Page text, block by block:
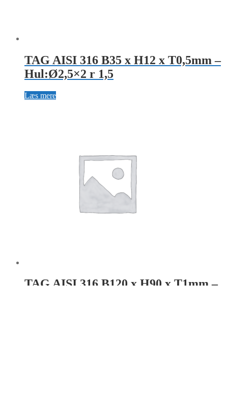
TAG AISI 316 B35 x H12 x T0,5mm –
Hul:Ø2,5×2 r 1,5
Læs mere
TAG AISI 316 B120 x H90 x T1mm –